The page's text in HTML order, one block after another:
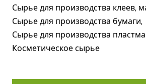
Сырье для производства клеев,
Сырье для производства бумаги,
Сырье для производства
Косметическое сырье